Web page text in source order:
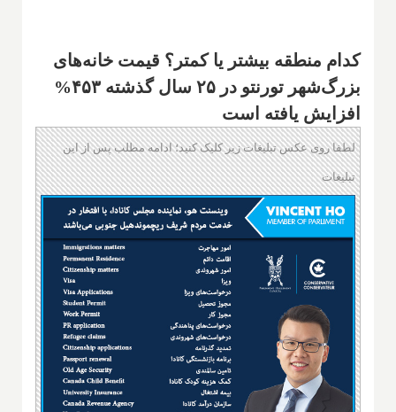
کدام منطقه بیشتر یا کمتر؟ قیمت خانه‌های
بزرگ‌شهر تورنتو در ۲۵ سال گذشته ۴۵۳%
افزایش یافته است
لطفا روی عکس تبلیغات زیر کلیک کنید؛ ادامه مطلب پس از این
تبلیغات